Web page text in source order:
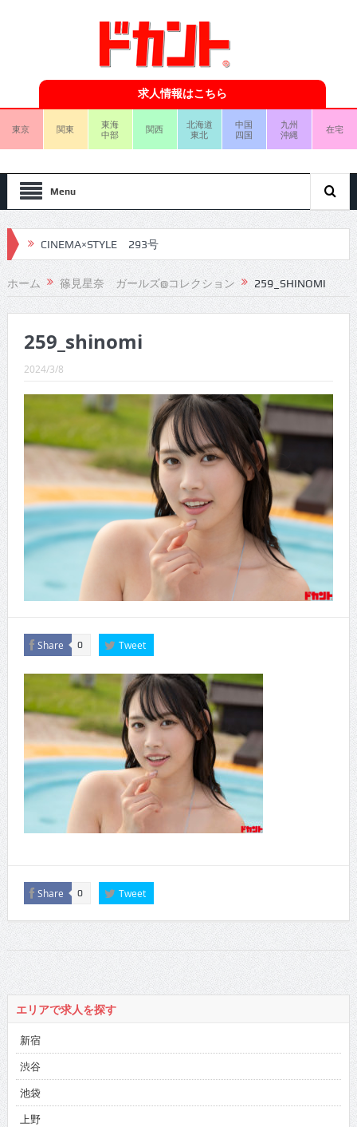
求人情報はこちら
東京 関東
東海
中部
関西
北海道
東北
中国
四国
九州
沖縄
在宅
Menu
CINEMA×STYLE 293号
CINEMA×STYLE 292号
CINEMA×STYLE 291号
CINEMA×STYLE 290号
CINEMA×STYLE 289号
CINEMA×STYLE 288号
CINEMA×STYLE 287号
CINEMA×STYLE 286号
CINEMA×STYLE 285号
CINEMA×STYLE 294号
ホーム 篠見星奈 ガールズ@コレクション 259_SHINOMI
259_shinomi
2024/3/8
Share 0 Tweet
Share 0 Tweet
エリアで求人を探す
新宿
渋谷
池袋
上野